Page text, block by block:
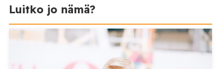
Luitko jo nämä?